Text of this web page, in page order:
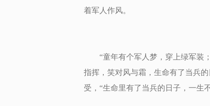
着军人作风。
“童年有个军人梦，穿上绿军
指挥，笑对风与霜，生命有了当兵
受，“生命里有了当兵的日子，一生不